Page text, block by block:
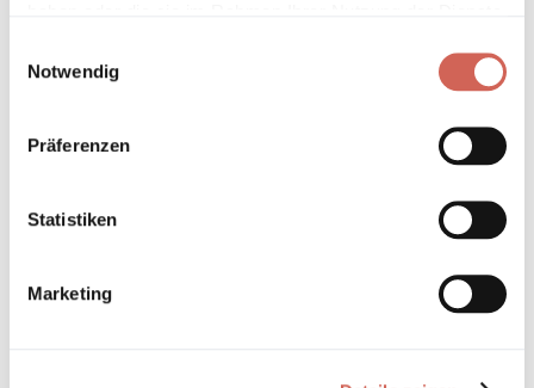
Notwendig
Präferenzen
Statistiken
Marketing